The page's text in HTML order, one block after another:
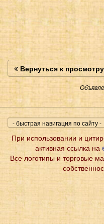
Вернуться к
При использовании и
активная ссылка на
Все логотипы и торговые